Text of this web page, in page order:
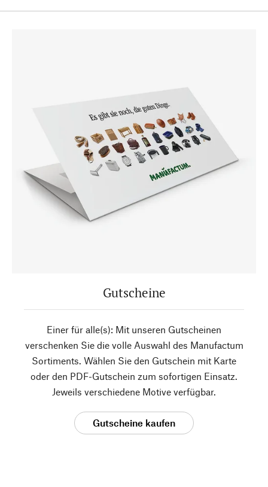
Gutscheine
Einer für alle(s): Mit unseren Gutscheinen
verschenken Sie die volle Auswahl des Manufactum
Sortiments. Wählen Sie den Gutschein mit Karte
oder den PDF-Gutschein zum sofortigen Einsatz.
Jeweils verschiedene Motive verfügbar.
Gutscheine kaufen